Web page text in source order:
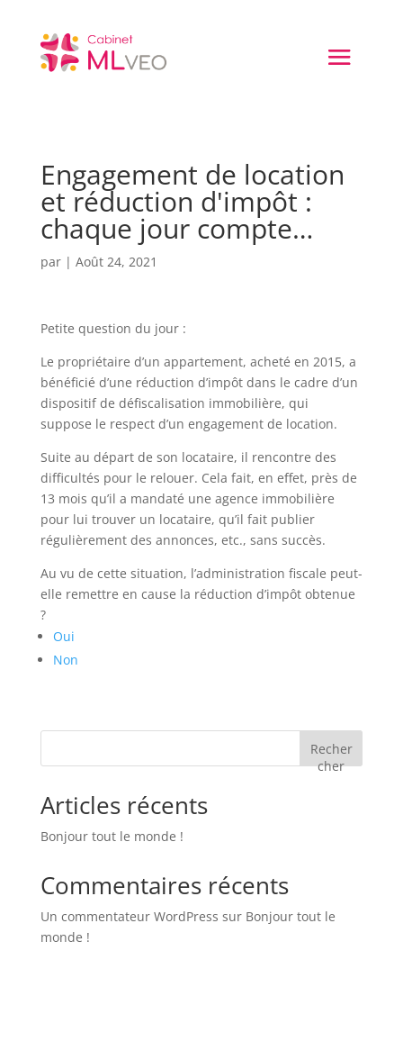
Engagement de location
et réduction d'impôt :
chaque jour compte…
par | Août 24, 2021
Petite question du jour :
Le propriétaire d’un appartement, acheté en 2015, a
bénéficié d’une réduction d’impôt dans le cadre d’un
dispositif de défiscalisation immobilière, qui
suppose le respect d’un engagement de location.
Suite au départ de son locataire, il rencontre des
difficultés pour le relouer. Cela fait, en effet, près de
13 mois qu’il a mandaté une agence immobilière
pour lui trouver un locataire, qu’il fait publier
régulièrement des annonces, etc., sans succès.
Au vu de cette situation, l’administration fiscale peut-
elle remettre en cause la réduction d’impôt obtenue
?
Oui
Non
Recher
cher
Articles récents
Bonjour tout le monde !
Commentaires récents
Un commentateur WordPress sur Bonjour tout le
monde !